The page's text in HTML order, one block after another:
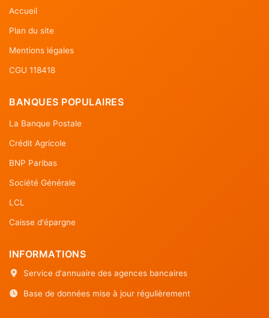
Accueil
Plan du site
Mentions légales
CGU 118418
BANQUES POPULAIRES
La Banque Postale
Crédit Agricole
BNP Paribas
Société Générale
LCL
Caisse d'épargne
INFORMATIONS
Service d'annuaire des agences bancaires
Base de données mise à jour régulièrement